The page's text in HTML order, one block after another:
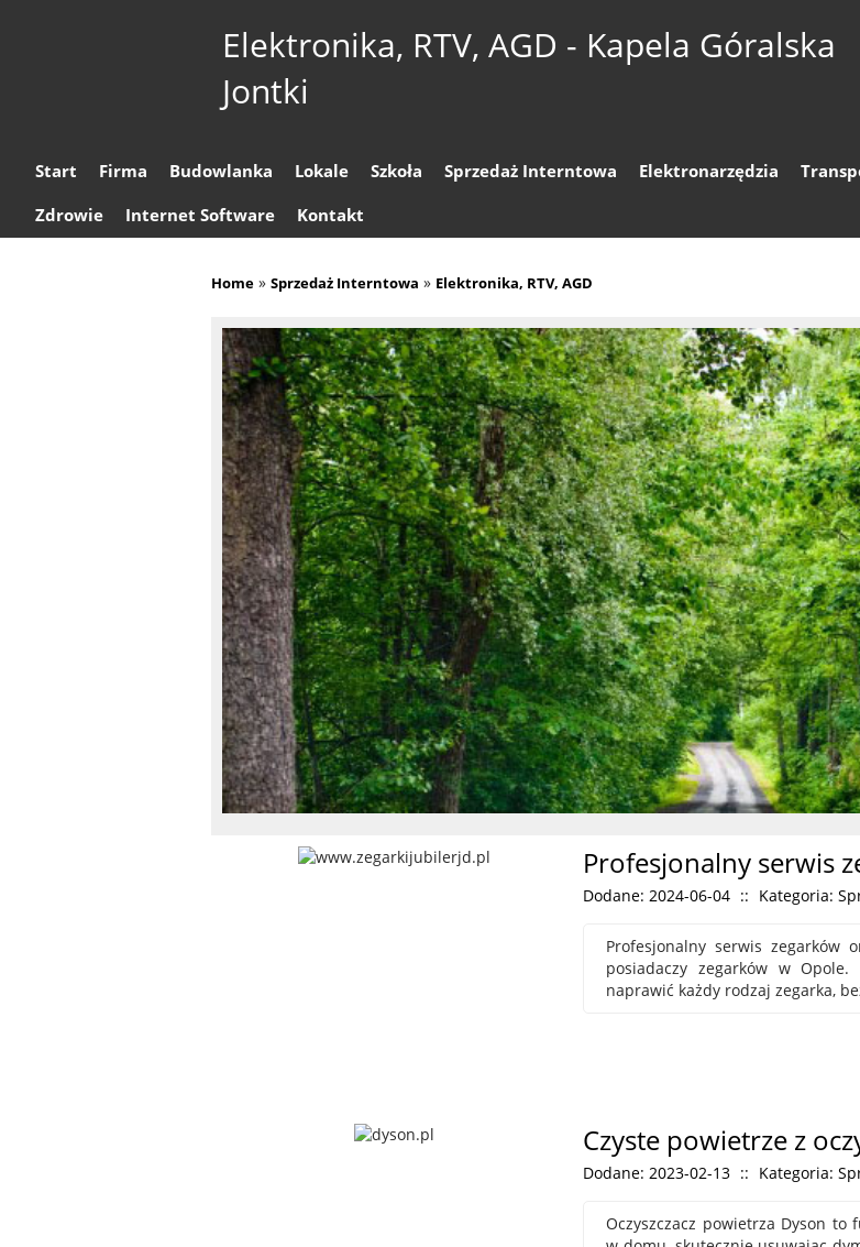
Elektronika, RTV, AGD - Kapela Góralska
Jontki
Start Firma Budowlanka Lokale Szkoła Sprzedaż Interntowa Elektronarzędzia
Zdrowie
Internet Software Kontakt
Home » Sprzedaż Interntowa » Elektronika, RTV, AGD
Profesjonalny serwis
Dodane: 2024-06-04 :: Kategoria:
Profesjonalny serwis zegarków
posiadaczy zegarków w
naprawić każdy rodzaj zegarka,
Czyste powietrze z
Dodane: 2023-02-13 :: Kategoria:
Oczyszczacz powietrza Dyson